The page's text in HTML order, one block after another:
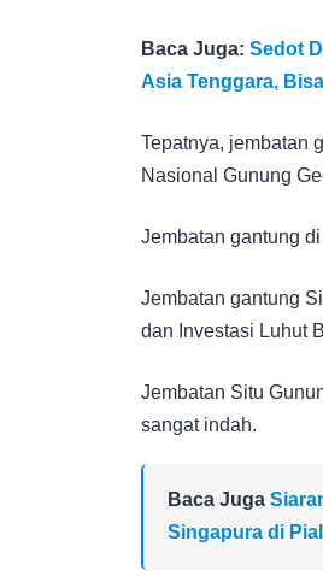
Baca Juga: Sedot
Asia Tenggara,
Tepatnya, jembatan
Nasional Gunung
Jembatan gantung
Jembatan gantung
dan Investasi Luhut
Jembatan Situ
sangat indah.
Baca Juga
Singapura di